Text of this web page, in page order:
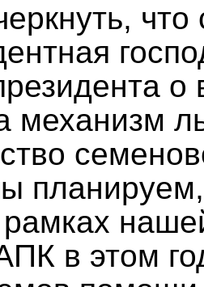
механизм
в этом